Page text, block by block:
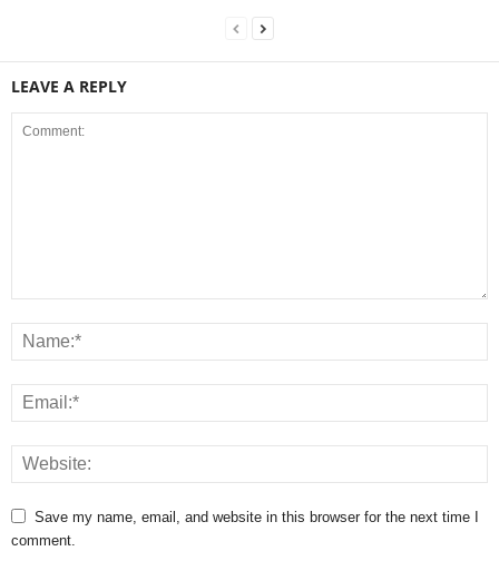
LEAVE A REPLY
Save my name, email, and website in this browser for the next time I
comment.